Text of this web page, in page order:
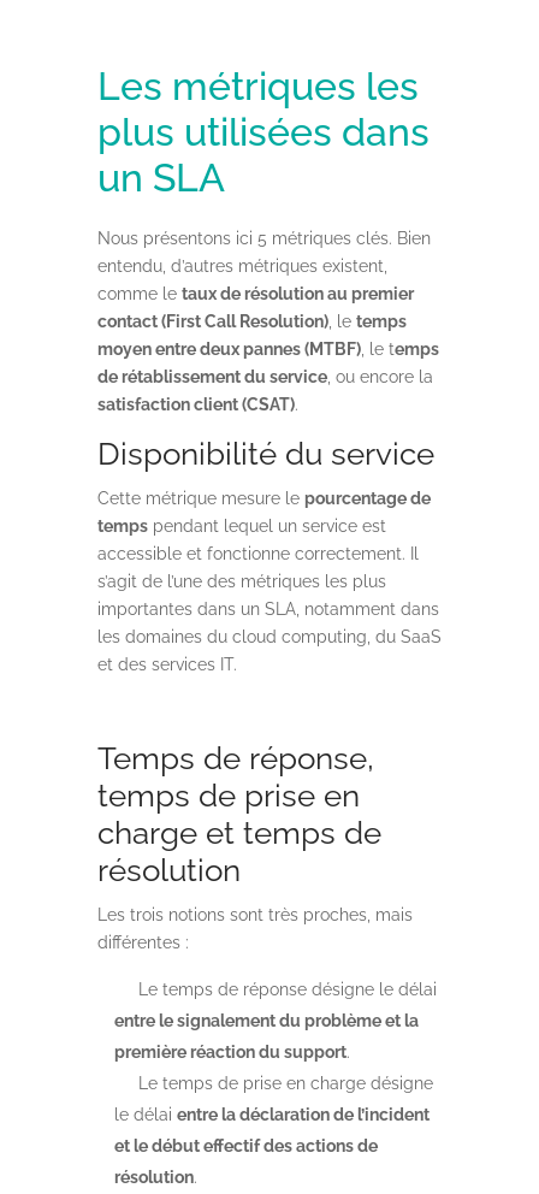
Les métriques les
plus utilisées dans
un SLA
Nous présentons ici 5 métriques clés. Bien
entendu, d’autres métriques existent,
comme le taux de résolution au premier
contact (First Call Resolution), le temps
moyen entre deux pannes (MTBF), le temps
de rétablissement du service, ou encore la
satisfaction client (CSAT).
Disponibilité du service
Cette métrique mesure le pourcentage de
tempspendant lequel un service est
accessible et fonctionne correctement. Il
s’agit de l’une des métriques les plus
importantes dans un SLA, notamment dans
les domaines du cloud computing, du SaaS
et des services IT.
Temps de réponse,
temps de prise en
charge et temps de
résolution
Les trois notions sont très proches, mais
différentes :
Le temps de réponse désigne le délai
entre le signalement du problème et la
première réaction du support.
Le temps de prise en charge désigne
le délai entre la déclaration de l’incident
et le début effectif des actions de
résolution.